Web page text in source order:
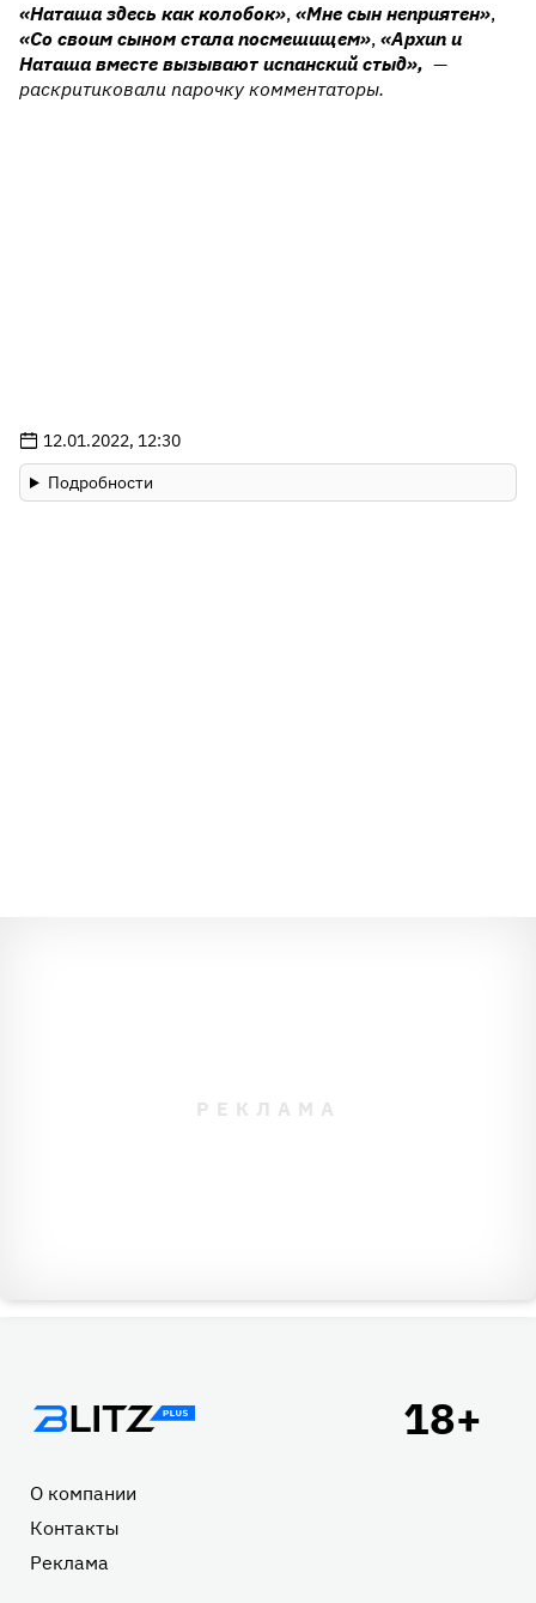
«Наташа здесь как колобок», «Мне сын неприятен»,
«Со своим сыном стала посмешищем», «Архип и
Наташа вместе вызывают испанский стыд», —
раскритиковали парочку комментаторы.
12.01.2022, 12:30
Подробности
Подвал
О компании
Контакты
Реклама